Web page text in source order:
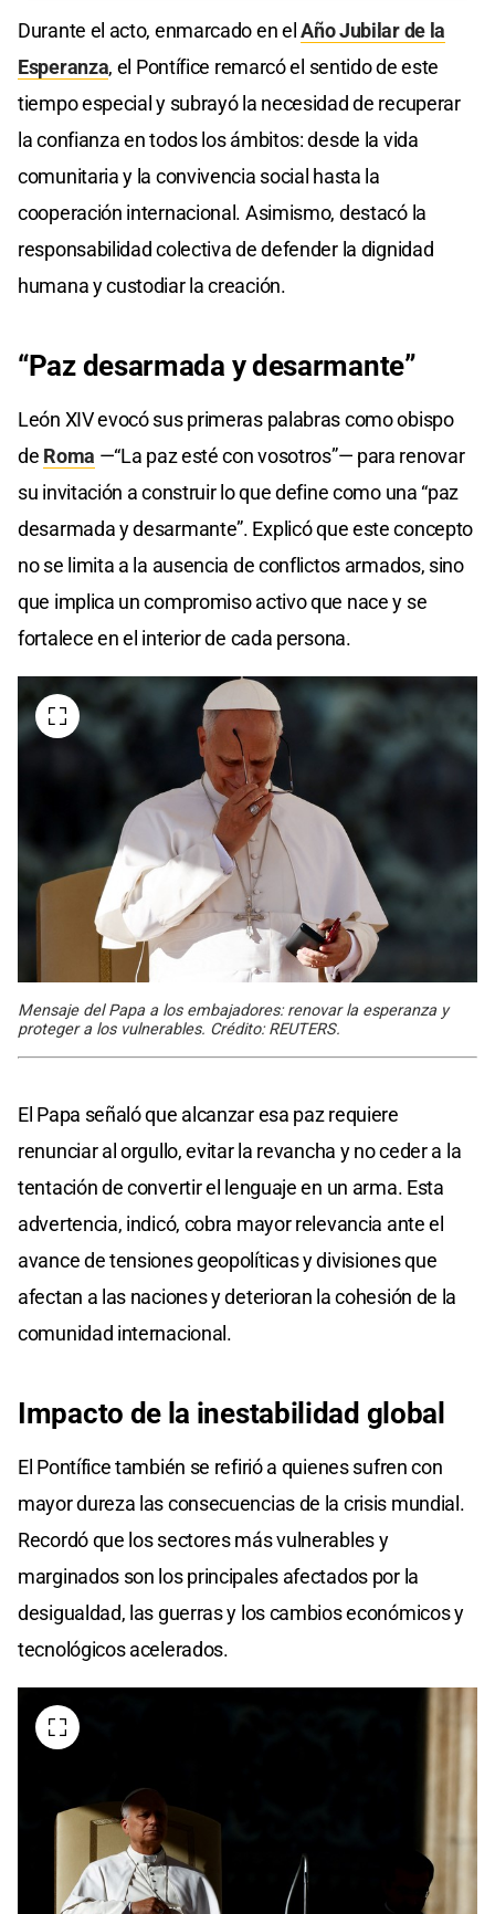
Durante el acto, enmarcado en elAño Jubilar de la
Esperanza, el Pontífice remarcó el sentido de este
tiempo especial y subrayó la necesidad de recuperar
la confianza en todos los ámbitos: desde la vida
comunitaria y la convivencia social hasta la
cooperación internacional. Asimismo, destacó la
responsabilidad colectiva de defender la dignidad
humana y custodiar la creación.
“Paz desarmada ydesarmante”
León XIV evocó sus primeras palabras como obispo
de Roma —“La paz esté con vosotros”— para renovar
su invitación a construir lo que define como una “paz
desarmada y desarmante”. Explicó que este concepto
no se limita a la ausencia de conflictos armados, sino
que implica un compromiso activo que nace y se
fortalece en el interior de cada persona.
Mensaje del Papa a los embajadores: renovar la esperanza y
proteger a los vulnerables. Crédito: REUTERS.
El Papa señaló que alcanzar esa paz requiere
renunciar al orgullo, evitar la revancha y no ceder a la
tentación de convertir el lenguaje en un arma. Esta
advertencia, indicó, cobra mayor relevancia ante el
avance de tensiones geopolíticas y divisiones que
afectan a las naciones y deterioran la cohesión de la
comunidad internacional.
Impacto de la inestabilidad global
El Pontífice también se refirió a quienes sufren con
mayor dureza las consecuencias de la crisis mundial.
Recordó que los sectores más vulnerables y
marginados son los principales afectados por la
desigualdad, las guerras y los cambios económicos y
tecnológicos acelerados.